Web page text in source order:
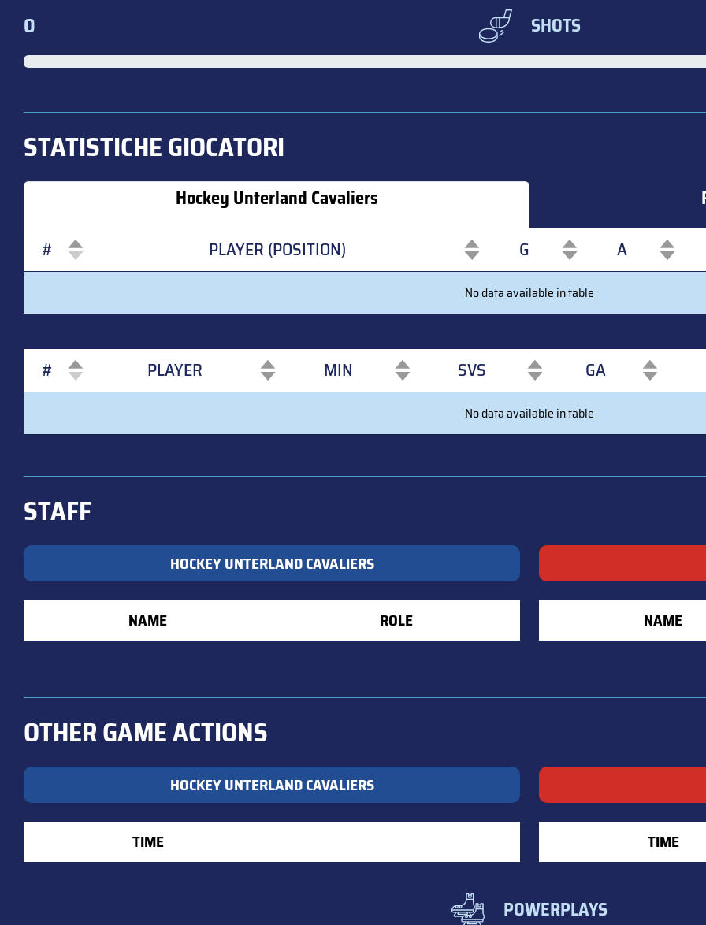
0 SHOTS
STATISTICHE GIOCATORI
Hockey Unterland Cavaliers
#
PLAYER (POSITION) G
A
G
No data available in table
# PLAYER MIN SVS
GA
SVS GA
No data available in table
STAFF
HOCKEY UNTERLAND CAVALIERS
NAME ROLE NAME
OTHER GAME ACTIONS
HOCKEY UNTERLAND CAVALIERS
TIME TIME
POWERPLAYS